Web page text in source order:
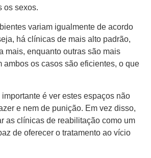
os sexos.
variam igualmente de acordo
há clínicas de mais alto padrão,
mais, enquanto outras são mais
ambos os casos são eficientes, o que
é ver estes espaços não
e nem de punição. Em vez disso,
as clínicas de reabilitação como um
de oferecer o tratamento ao vício